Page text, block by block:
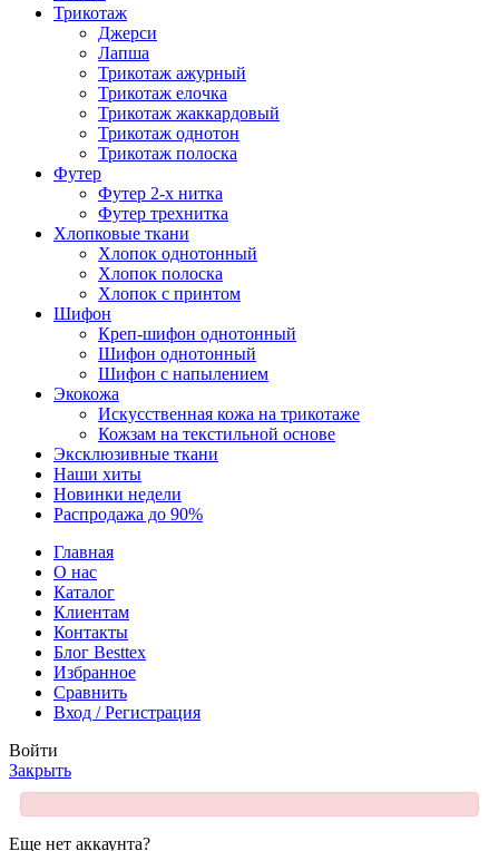
Трикотаж
Джерси
Лапша
Трикотаж ажурный
Трикотаж елочка
Трикотаж жаккардовый
Трикотаж однотон
Трикотаж полоска
Футер
Футер 2-х нитка
Футер трехнитка
Хлопковые ткани
Хлопок однотонный
Хлопок полоска
Хлопок с принтом
Шифон
Креп-шифон однотонный
Шифон однотонный
Шифон с напылением
Экокожа
Искусственная кожа на трикотаже
Кожзам на текстильной основе
Эксклюзивные ткани
Наши хиты
Новинки недели
Распродажа до 90%
Главная
О нас
Каталог
Клиентам
Контакты
Блог Besttex
Избранное
Сравнить
Вход / Регистрация
Войти
Закрыть
Еще нет аккаунта?